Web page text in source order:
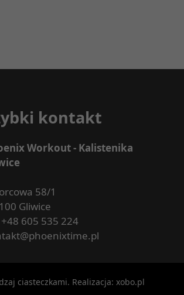
kontakt
Workout - Kalistenika
58/1
Gliwice
+48 605 535 224
ciasteczkami. Realizacja: xobo.pl